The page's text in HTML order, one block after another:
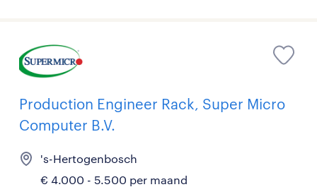
Production Engineer Rack, Super Micro
Computer B.V.
's-Hertogenbosch
€ 4.000 - 5.500 per maand